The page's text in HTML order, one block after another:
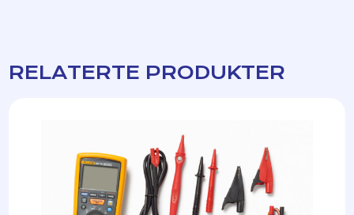
RELATERTE PRODUKTER